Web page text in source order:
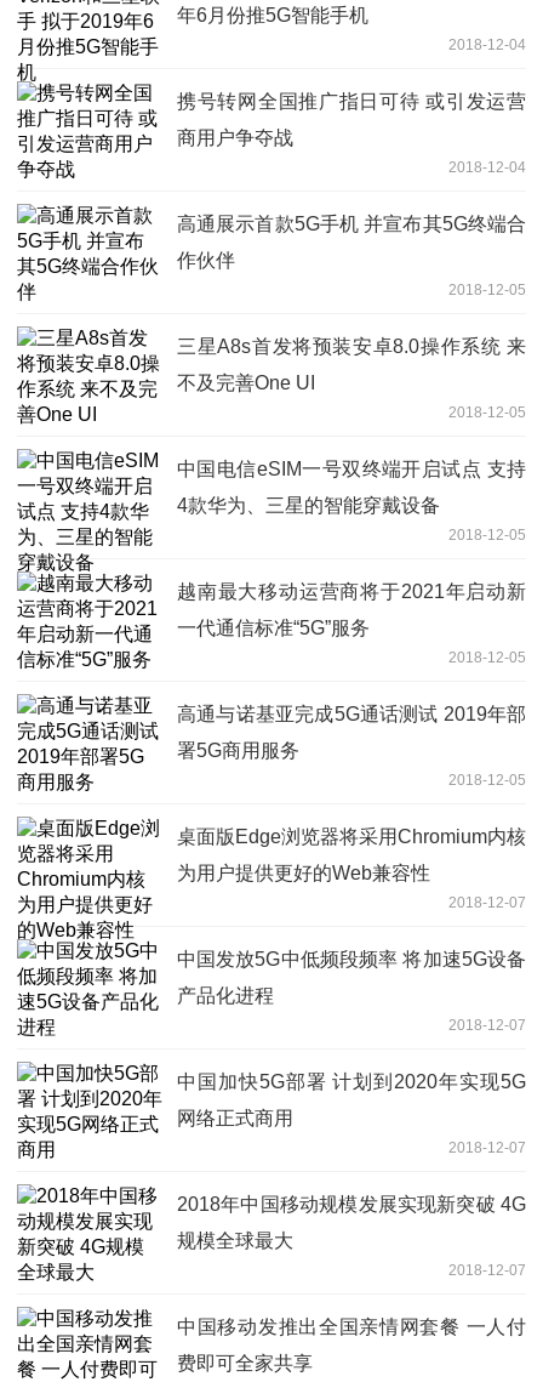
年6月份推5G智能手机
2018-12-04
携号转网全国推广指日可待 或引发运营
商用户争夺战
2018-12-04
高通展示首款5G手机 并宣布其5G终端合
作伙伴
2018-12-05
三星A8s首发将预装安卓8.0操作系统 来
不及完善One UI
2018-12-05
中国电信eSIM一号双终端开启试点 支持
4款华为、三星的智能穿戴设备
2018-12-05
越南最大移动运营商将于2021年启动新
一代通信标准“5G”服务
2018-12-05
高通与诺基亚完成5G通话测试 2019年部
署5G商用服务
2018-12-05
桌面版Edge浏览器将采用Chromium内核
为用户提供更好的Web兼容性
2018-12-07
中国发放5G中低频段频率 将加速5G设备
产品化进程
2018-12-07
中国加快5G部署 计划到2020年实现5G
网络正式商用
2018-12-07
2018年中国移动规模发展实现新突破 4G
规模全球最大
2018-12-07
中国移动发推出全国亲情网套餐 一人付
费即可全家共享